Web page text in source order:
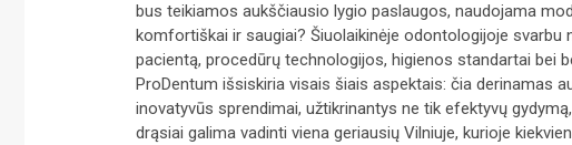
bus teikiamos aukščiausio lygio paslaugos, naudojama
komfortiškai ir saugiai? Šiuolaikinėje odontologijoje svarbu
pacientą, procedūrų technologijos, higienos standartai bei
ProDentum išsiskiria visais šiais aspektais: čia derinamas
inovatyvūs sprendimai, užtikrinantys ne tik efektyvų
drąsiai galima vadinti viena geriausių Vilniuje, kurioje